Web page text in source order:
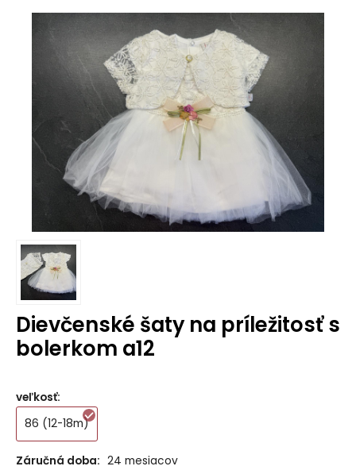
Dievčenské šaty na príležitosť s
bolerkom a12
veľkosť:
86 (12-18m)
Záručná doba: 24 mesiacov